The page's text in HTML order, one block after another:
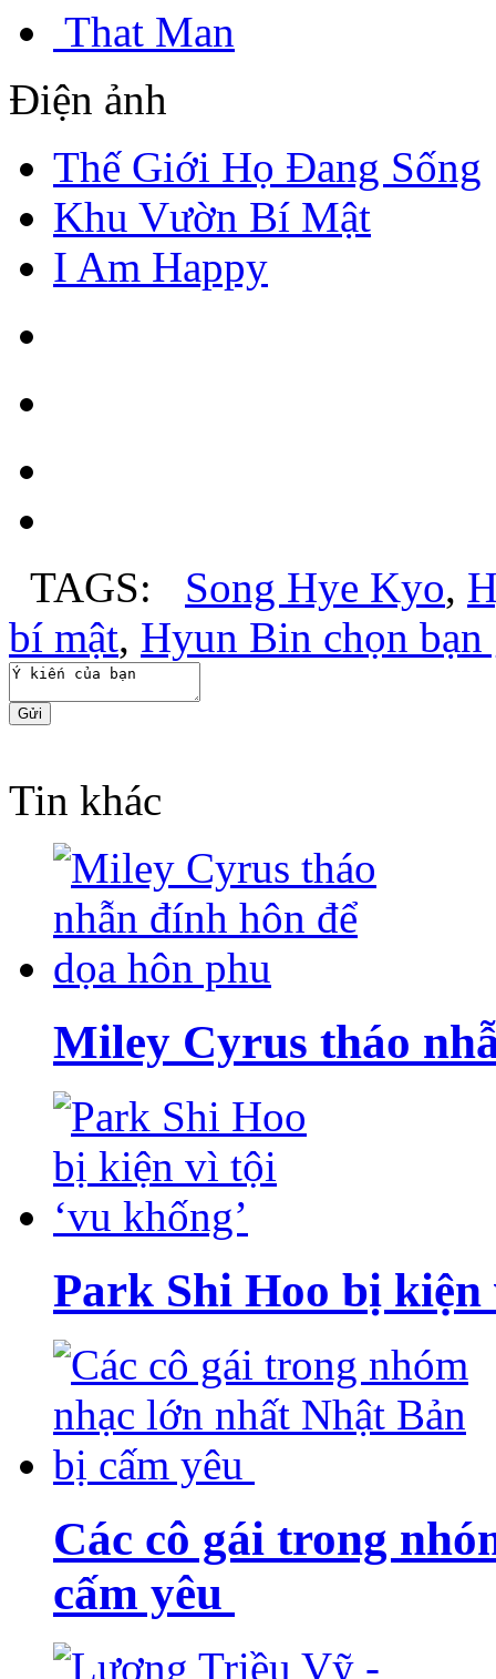
That Man
Điện ảnh
Thế Giới Họ Đang Sống
Khu Vườn Bí Mật
I Am Happy
TAGS: Song Hye Kyo,
bí mật, Hyun Bin chọn bạn
Tin khác
Miley Cyrus tháo
Park Shi Hoo bị kiện
Các cô gái trong
cấm yêu